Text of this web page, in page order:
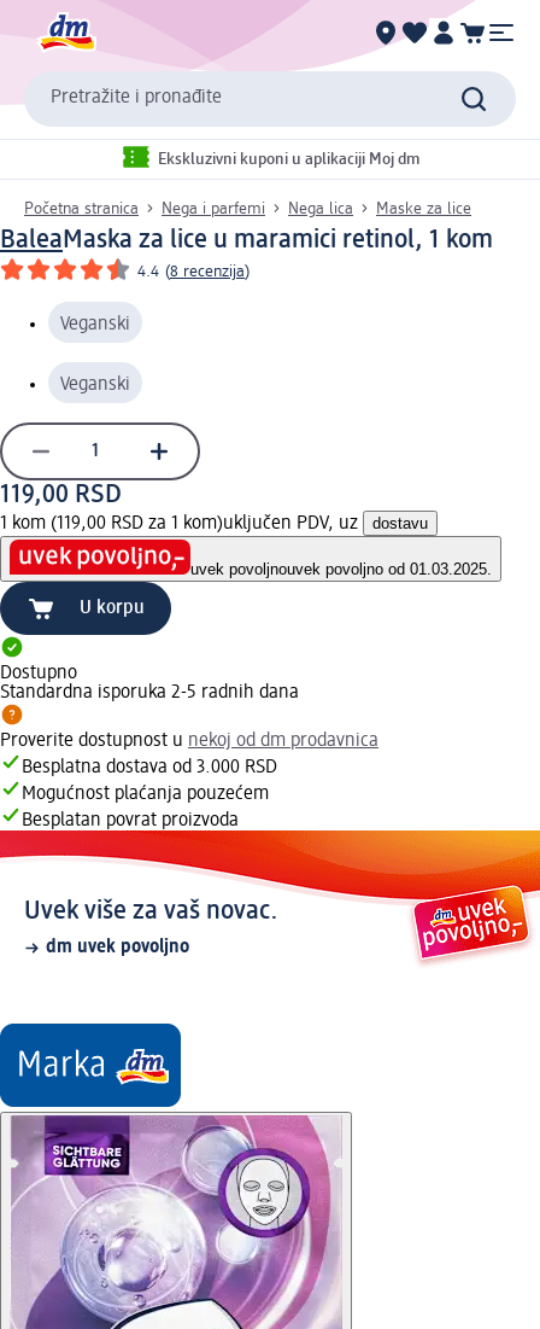
Pretražite i pronađite
Ekskluzivni kuponi u aplikaciji Moj dm
Početna stranica Nega i parfemi Nega lica Maske za lice
BaleaMaska za lice u maramici retinol, 1 kom
4.4 (8 recenzija)
Veganski
Veganski
119,00 RSD
1 kom (119,00 RSD za 1 kom)uključen PDV, uz dostavu
uvek povoljnouvek povoljno od 01.03.2025.
U korpu
Dostupno
Standardna isporuka 2-5 radnih dana
Proverite dostupnost u nekoj od dm prodavnica
Besplatna dostava od 3.000 RSD
Mogućnost plaćanja pouzećem
Besplatan povrat proizvoda
Uvek više za vaš novac.
dm uvek povoljno